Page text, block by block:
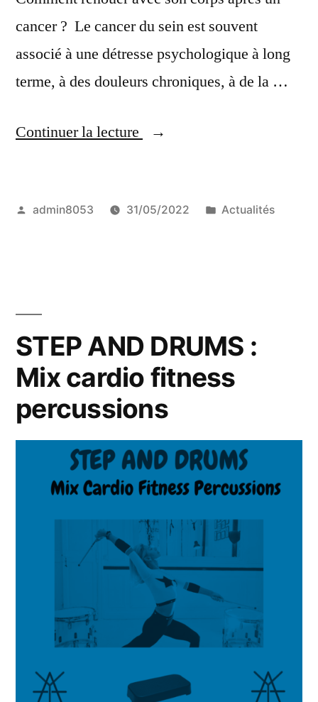
cancer ? Le cancer du sein est souvent
associé à une détresse psychologique à long
terme, à des douleurs chroniques, à de la …
Continuer la lecture
« Les
l’isgt »
Publié
admin8053 31/05/2022
Publié
Actualités
STEP AND DRUMS :
Mix cardio fitness
percussions